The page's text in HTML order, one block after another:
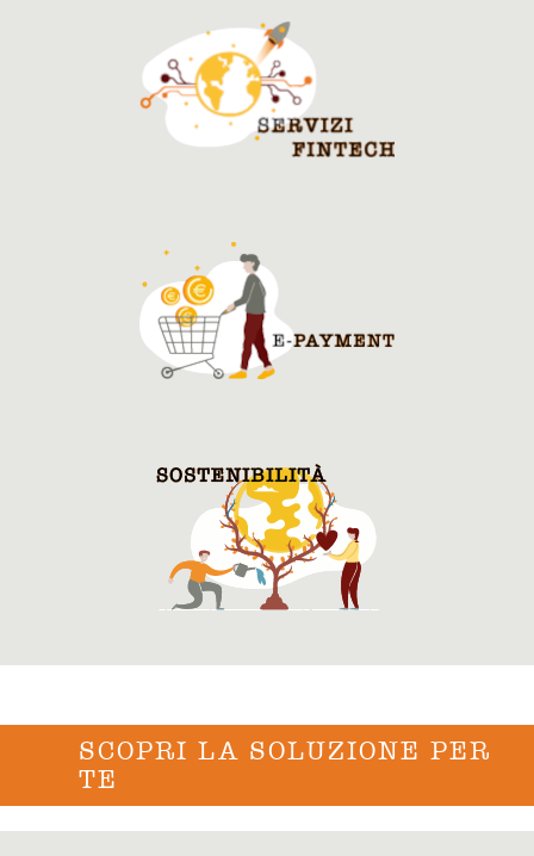
SCOPRI LA SOLUZIONE PER
TE